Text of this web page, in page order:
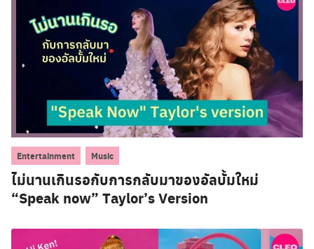
Entertainment Music
ไม่นานเกินรอกับการกลับมาของอัลบั้มใหม่
“Speak now” Taylor’s Version